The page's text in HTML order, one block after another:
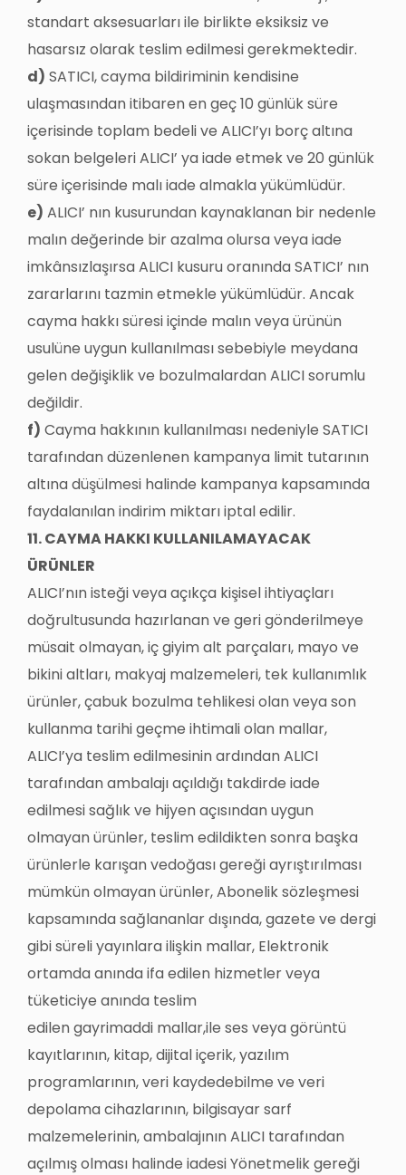
standart aksesuarları ile birlikte eksiksiz ve
hasarsız olarak teslim edilmesi gerekmektedir.
d) SATICI, cayma bildiriminin kendisine
ulaşmasından itibaren en geç 10 günlük süre
içerisinde toplam bedeli ve ALICI’yı borç altına
sokan belgeleri ALICI’ ya iade etmek ve 20 günlük
süre içerisinde malı iade almakla yükümlüdür.
e) ALICI’ nın kusurundan kaynaklanan bir nedenle
malın değerinde bir azalma olursa veya iade
imkânsızlaşırsa ALICI kusuru oranında SATICI’ nın
zararlarını tazmin etmekle yükümlüdür. Ancak
cayma hakkı süresi içinde malın veya ürünün
usulüne uygun kullanılması sebebiyle meydana
gelen değişiklik ve bozulmalardan ALICI sorumlu
değildir.
f) Cayma hakkının kullanılması nedeniyle SATICI
tarafından düzenlenen kampanya limit tutarının
altına düşülmesi halinde kampanya kapsamında
faydalanılan indirim miktarı iptal edilir.
11. CAYMA HAKKI KULLANILAMAYACAK
ÜRÜNLER
ALICI’nın isteği veya açıkça kişisel ihtiyaçları
doğrultusunda hazırlanan ve geri gönderilmeye
müsait olmayan, iç giyim alt parçaları, mayo ve
bikini altları, makyaj malzemeleri, tek kullanımlık
ürünler, çabuk bozulma tehlikesi olan veya son
kullanma tarihi geçme ihtimali olan mallar,
ALICI’ya teslim edilmesinin ardından ALICI
tarafından ambalajı açıldığı takdirde iade
edilmesi sağlık ve hijyen açısından uygun
olmayan ürünler, teslim edildikten sonra başka
ürünlerle karışan vedoğası gereği ayrıştırılması
mümkün olmayan ürünler, Abonelik sözleşmesi
kapsamında sağlananlar dışında, gazete ve dergi
gibi süreli yayınlara ilişkin mallar, Elektronik
ortamda anında ifa edilen hizmetler veya
tüketiciye anında teslim
edilen gayrimaddi mallar,ile ses veya görüntü
kayıtlarının, kitap, dijital içerik, yazılım
programlarının, veri kaydedebilme ve veri
depolama cihazlarının, bilgisayar sarf
malzemelerinin, ambalajının ALICI tarafından
açılmış olması halinde iadesi Yönetmelik gereği